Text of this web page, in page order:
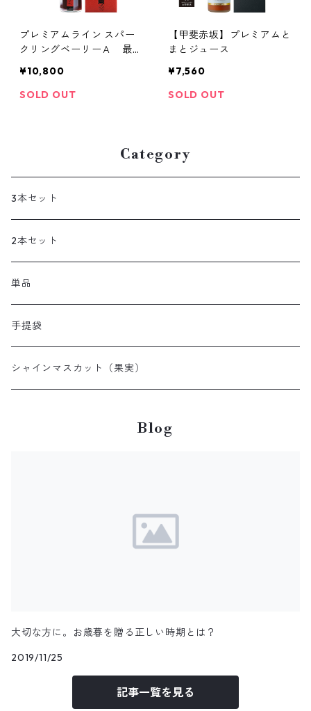
プレミアムライン スパー
クリングベーリーＡ 最高
¥10,800
SOLD OUT
【甲斐赤坂】プレミアムと
まとジュース
¥7,560
SOLD OUT
Category
3本セット
2本セット
単品
手提袋
シャインマスカット（果実）
Blog
大切な方に。お歳暮を贈る正しい時期とは？
2019/11/25
記事一覧を見る